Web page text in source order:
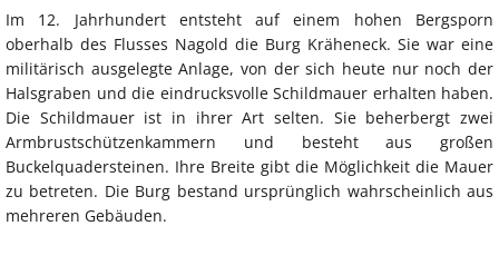
Im 12. Jahrhundert entsteht auf einem hohen Bergsporn
oberhalb des Flusses Nagold die Burg Kräheneck. Sie war eine
militärisch ausgelegte Anlage, von der sich heute nur noch der
Halsgraben und die eindrucksvolle Schildmauer erhalten haben.
Die Schildmauer ist in ihrer Art selten. Sie beherbergt zwei
Armbrustschützenkammern und besteht aus großen
Buckelquadersteinen. Ihre Breite gibt die Möglichkeit die Mauer
zu betreten. Die Burg bestand ursprünglich wahrscheinlich aus
mehreren Gebäuden.